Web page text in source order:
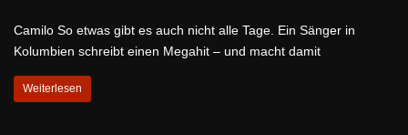
Camilo So etwas gibt es auch nicht alle Tage. Ein Sänger in
Kolumbien schreibt einen Megahit – und macht damit
Weiterlesen